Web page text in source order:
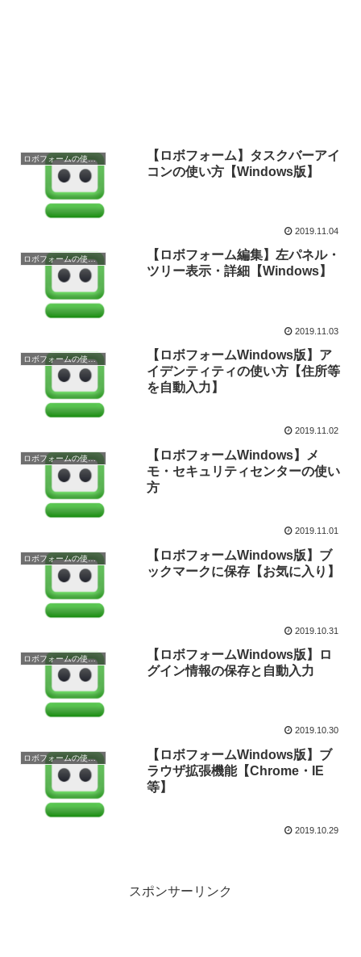
ロボフォームの使い方
【ロボフォーム】タスクバーアイ
コンの使い方【Windows版】
2019.11.04
ロボフォームの使い方
【ロボフォーム編集】左パネル・
ツリー表示・詳細【Windows】
2019.11.03
ロボフォームの使い方
【ロボフォームWindows版】ア
イデンティティの使い方【住所等
を自動入力】
2019.11.02
ロボフォームの使い方
【ロボフォームWindows】メ
モ・セキュリティセンターの使い
方
2019.11.01
ロボフォームの使い方
【ロボフォームWindows版】ブ
ックマークに保存【お気に入り】
2019.10.31
ロボフォームの使い方
【ロボフォームWindows版】ロ
グイン情報の保存と自動入力
2019.10.30
ロボフォームの使い方
【ロボフォームWindows版】ブ
ラウザ拡張機能【Chrome・IE
等】
2019.10.29
スポンサーリンク